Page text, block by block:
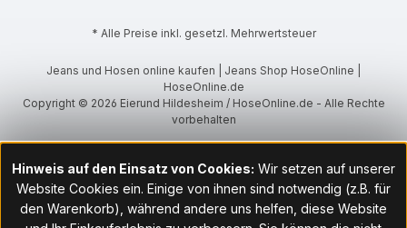
* Alle Preise inkl. gesetzl. Mehrwertsteuer
Jeans und Hosen online kaufen | Jeans Shop HoseOnline |
HoseOnline.de
Copyright © 2026 Eierund Hildesheim / HoseOnline.de - Alle Rechte
vorbehalten
Hinweis auf den Einsatz von Cookies: Wir setzen auf unserer
Website Cookies ein. Einige von ihnen sind notwendig (z.B. für
den Warenkorb), während andere uns helfen, diese Website